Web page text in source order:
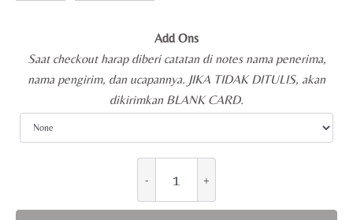
Add Ons
Saat checkout harap diberi catatan di notes nama penerima,
nama pengirim, dan ucapannya. JIKA TIDAK DITULIS, akan
dikirimkan BLANK CARD.